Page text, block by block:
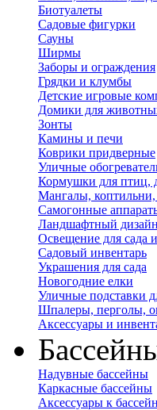
Биотуалеты
Садовые фигурки
Сауны
Ширмы
Заборы и ограждения
Грядки и клумбы
Детские игровые
Домики для
Зонты
Камины и печи
Коврики придверные
Уличные
Кормушки для птиц,
Мангалы,
Самогонные
Ландшафтный дизайн
Освещение для сада
Садовый инвентарь
Украшения для сада
Новогодние елки
Уличные подставки
Шпалеры, перголы,
Аксессуары и
Надувные бассейны
Каркасные бассейны
Аксессуары к